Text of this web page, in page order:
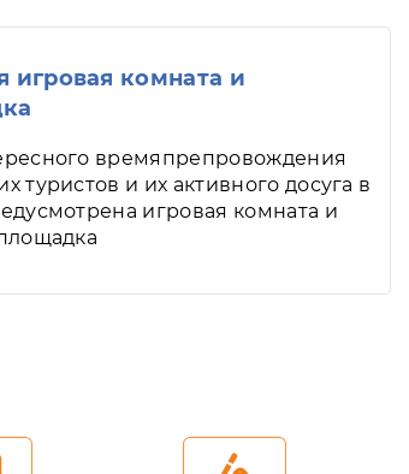
игровая комната и
времяпрепровождения
туристов и их активного досуга в
игровая комната и